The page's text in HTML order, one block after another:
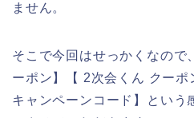
ません。
そこで今回はせっかくなので
ーポン】【 2次会くん クー
キャンペーンコード】という